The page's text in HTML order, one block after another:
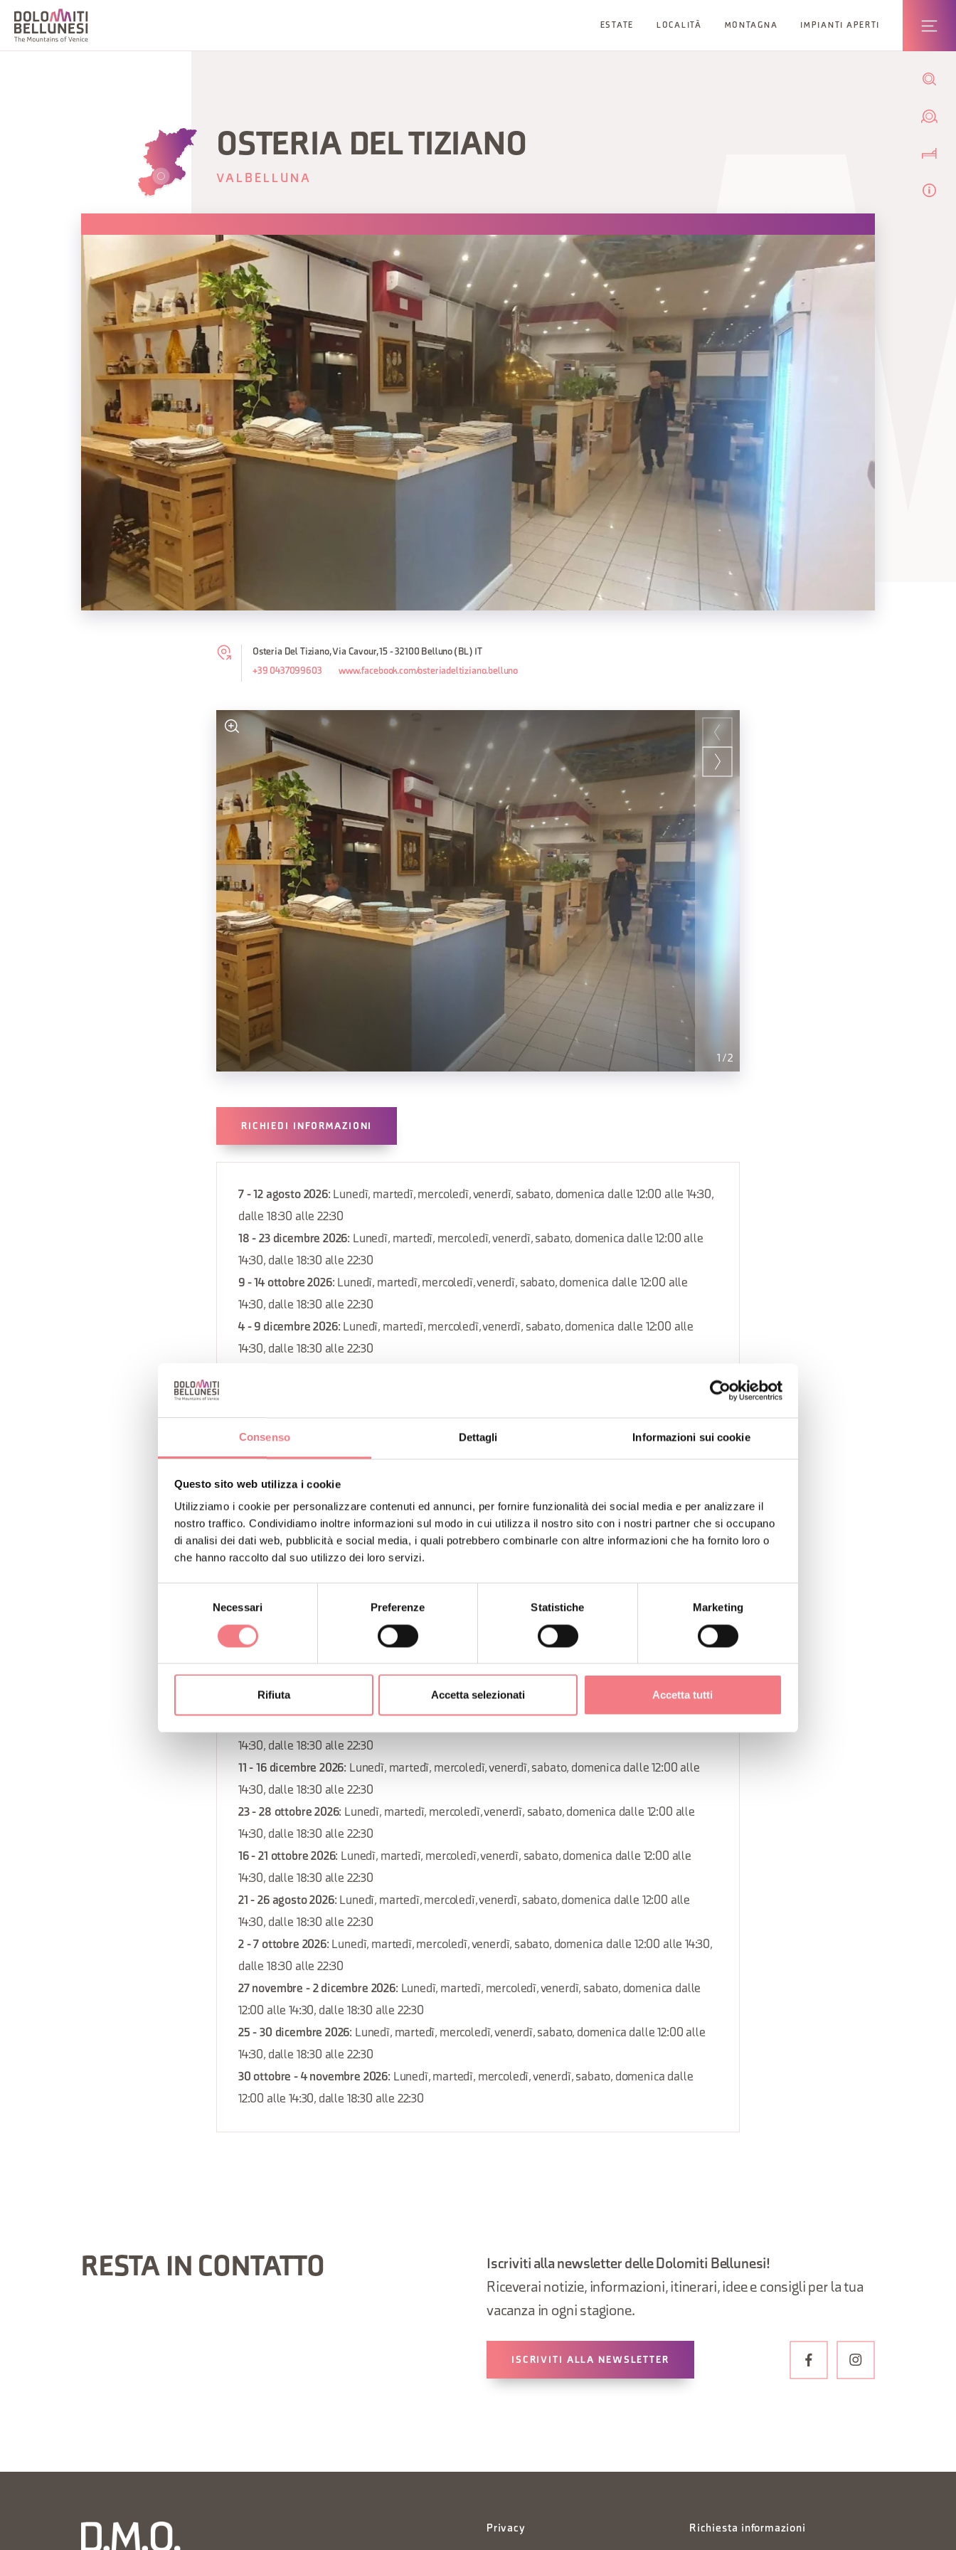
Consenso Dettagli Informazioni sui cookie
Questo sito web utilizza i cookie
Utilizziamo i cookie per personalizzare contenuti ed annunci, per fornire funzionalità dei social media e per analizzare il
nostro traffico. Condividiamo inoltre informazioni sul modo in cui utilizza il nostro sito con i nostri partner che si occupano
di analisi dei dati web, pubblicità e social media, i quali potrebbero combinarle con altre informazioni che ha fornito loro o
che hanno raccolto dal suo utilizzo dei loro servizi.
Necessari Preferenze Statistiche Marketing
Rifiuta Accetta selezionati Accetta tutti
ESTATE LOCALITÀ MONTAGNA IMPIANTI APERTI
OSTERIA DEL TIZIANO
VALBELLUNA
Osteria Del Tiziano, Via Cavour, 15 - 32100 Belluno (BL) IT
+39 0437099603 www.facebook.com/osteriadeltiziano.belluno
1 /2
RICHIEDI INFORMAZIONI
7 - 12 agosto 2026: Lunedì, martedì, mercoledì, venerdì, sabato, domenica dalle 12:00 alle 14:30,
dalle 18:30 alle 22:30
18 - 23 dicembre 2026: Lunedì, martedì, mercoledì, venerdì, sabato, domenica dalle 12:00 alle
14:30, dalle 18:30 alle 22:30
9 - 14 ottobre 2026: Lunedì, martedì, mercoledì, venerdì, sabato, domenica dalle 12:00 alle
14:30, dalle 18:30 alle 22:30
4 - 9 dicembre 2026: Lunedì, martedì, mercoledì, venerdì, sabato, domenica dalle 12:00 alle
14:30, dalle 18:30 alle 22:30
4 - 9 settembre 2026: Lunedì, martedì, mercoledì, venerdì, sabato, domenica dalle 12:00 alle
14:30, dalle 18:30 alle 22:30
14 - 19 agosto 2026: Lunedì, martedì, mercoledì, venerdì, sabato, domenica dalle 12:00 alle
14:30, dalle 18:30 alle 22:30
25 - 30 settembre 2026: Lunedì, martedì, mercoledì, venerdì, sabato, domenica dalle 12:00 alle
14:30, dalle 18:30 alle 22:30
11 - 16 settembre 2026: Lunedì, martedì, mercoledì, venerdì, sabato, domenica dalle 12:00 alle
12:00 alle 14:30, dalle 18:30 alle 22:30
20 - 25 novembre 2026
: Lunedì, martedì, mercoledì, venerdì, sabato, domenica dalle 12:00 alle
: Lunedì, martedì, mercoledì, venerdì, sabato, domenica dalle 12:00 alle
14:30, dalle 18:30 alle 22:30
14:30, dalle 18:30 alle 22:30
11 - 16 dicembre 2026: Lunedì, martedì, mercoledì, venerdì, sabato, domenica dalle 12:00 alle
14:30, dalle 18:30 alle 22:30
23 - 28 ottobre 2026: Lunedì, martedì, mercoledì, venerdì, sabato, domenica dalle 12:00 alle
14:30, dalle 18:30 alle 22:30
16 - 21 ottobre 2026: Lunedì, martedì, mercoledì, venerdì, sabato, domenica dalle 12:00 alle
14:30, dalle 18:30 alle 22:30
21 - 26 agosto 2026: Lunedì, martedì, mercoledì, venerdì, sabato, domenica dalle 12:00 alle
14:30, dalle 18:30 alle 22:30
2 - 7 ottobre 2026: Lunedì, martedì, mercoledì, venerdì, sabato, domenica dalle 12:00 alle 14:30,
dalle 18:30 alle 22:30
27 novembre - 2 dicembre 2026: Lunedì, martedì, mercoledì, venerdì, sabato, domenica dalle
12:00 alle 14:30, dalle 18:30 alle 22:30
25 - 30 dicembre 2026: Lunedì, martedì, mercoledì, venerdì, sabato, domenica dalle 12:00 alle
14:30, dalle 18:30 alle 22:30
30 ottobre - 4 novembre 2026: Lunedì, martedì, mercoledì, venerdì, sabato, domenica dalle
12:00 alle 14:30, dalle 18:30 alle 22:30
RESTA IN CONTATTO
Iscriviti alla newsletter delle Dolomiti Bellunesi!
Riceverai notizie, informazioni, itinerari, idee e consigli per la tua
vacanza in ogni stagione.
ISCRIVITI ALLA NEWSLETTER
Privacy Richiesta informazioni